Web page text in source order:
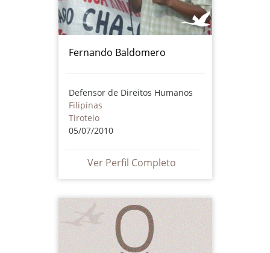
Fernando Baldomero
Defensor de Direitos Humanos
Filipinas
Tiroteio
05/07/2010
Ver Perfil Completo